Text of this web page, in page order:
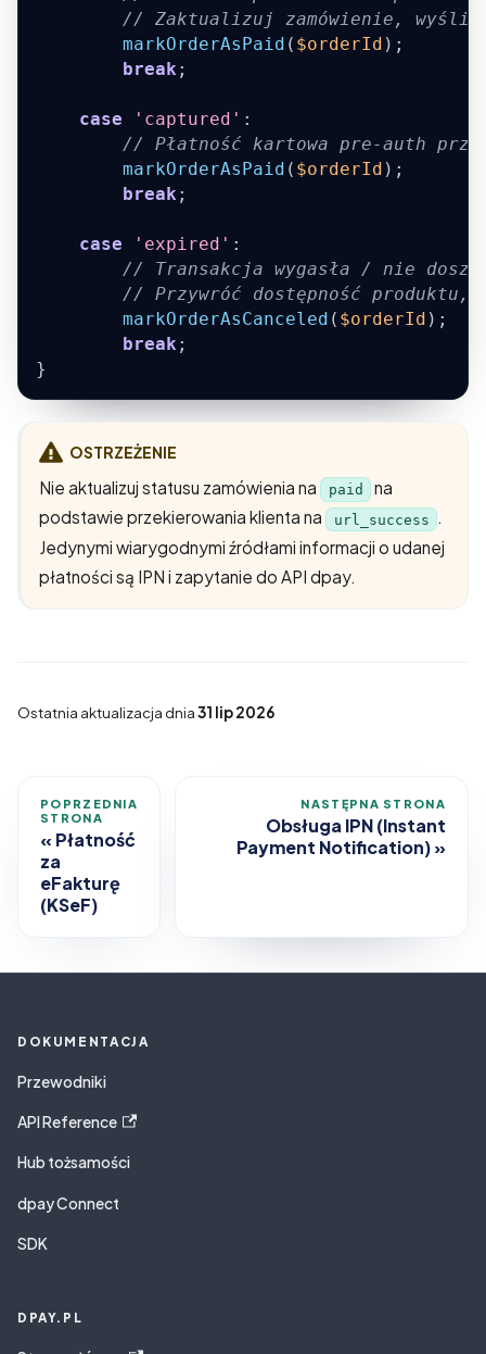
// Zaktualizuj zamówienie, wyślij
markOrderAsPaid ( $orderId ) ;
break ;
case 'captured' :
// Płatność kartowa pre-auth
markOrderAsPaid ( $orderId ) ;
break ;
case 'expired' :
// Transakcja wygasła / nie
// Przywróć dostępność
markOrderAsCanceled ( $orderId ) ;
break ;
}
OSTRZEŻENIE
Nie aktualizuj statusu zamówienia na paid
na
podstawie przekierowania klienta na
url_success
.
Jedynymi wiarygodnymi źródłami informacji o udanej
płatności są IPN i zapytanie do API dpay.
Ostatnia aktualizacja dnia31 lip 2026
POPRZEDNIA
STRONA
Płatność
za
eFakturę
(KSeF)
NASTĘPNA STRONA
Obsługa IPN (Instant
Payment Notification)
DOKUMENTACJA
Przewodniki
API Reference
Hub tożsamości
dpay Connect
SDK
DPAY.PL